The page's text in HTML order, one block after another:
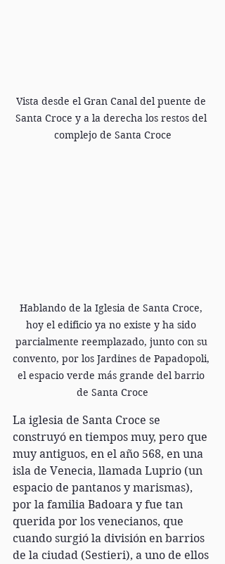
Vista desde el Gran Canal del puente de
Santa Croce y a la derecha los restos del
complejo de Santa Croce
Hablando de la Iglesia de Santa Croce,
hoy el edificio ya no existe y ha sido
parcialmente reemplazado, junto con su
convento, por los Jardines de Papadopoli,
el espacio verde más grande del barrio
de Santa Croce
La iglesia de Santa Croce se
construyó en tiempos muy, pero que
muy antiguos, en el año 568, en una
isla de Venecia, llamada Luprio (un
espacio de pantanos y marismas),
por la familia Badoara y fue tan
querida por los venecianos, que
cuando surgió la división en barrios
de la ciudad (Sestieri), a uno de ellos